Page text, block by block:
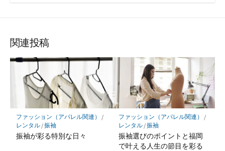
関連投稿
ファッション（アパレル関連）
/
レンタル/振袖
振袖が彩る特別な日々
ファッション（アパレル関連）
/
レンタル/振袖
振袖選びのポイントと福岡
で叶える人生の節目を彩る